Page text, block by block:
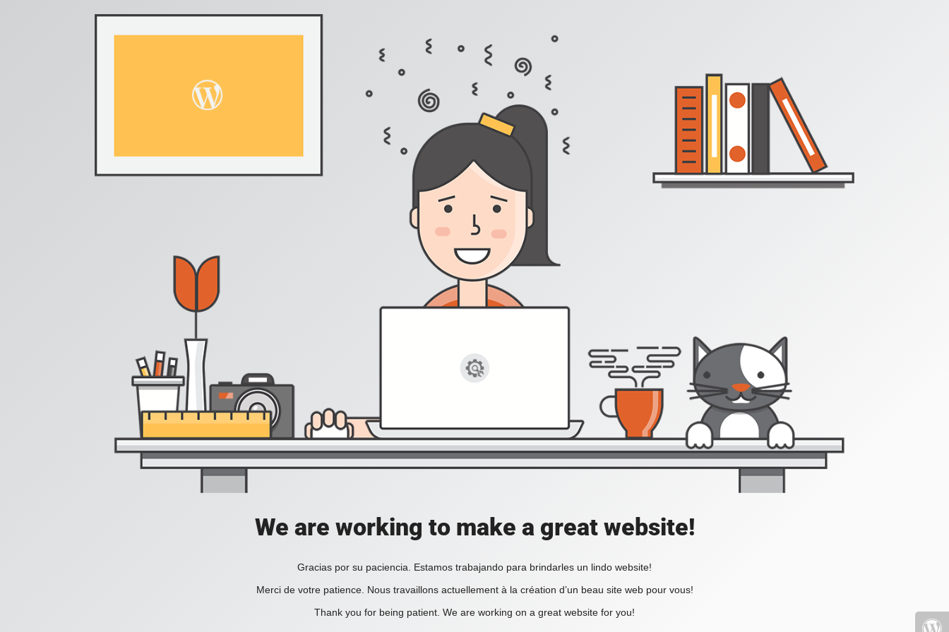
We are working to make a great website!
Gracias por su paciencia. Estamos trabajando para brindarles un lindo website!
Merci de votre patience. Nous travaillons actuellement à la création d’un beau site web pour vous!
Thank you for being patient. We are working on a great website for you!